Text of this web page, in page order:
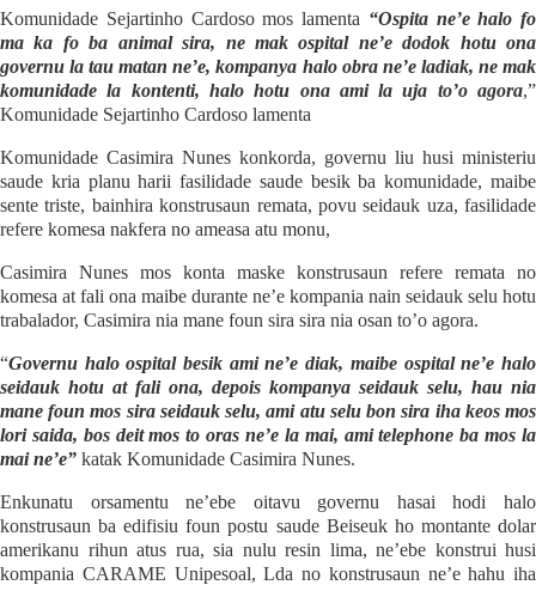
Komunidade Sejartinho Cardoso mos lamenta “Ospita ne’e halo fo
ma ka fo ba animal sira, ne mak ospital ne’e dodok hotu ona
governu la tau matan ne’e, kompanya halo obra ne’e ladiak, ne mak
komunidade la kontenti, halo hotu ona ami la uja to’o agora,”
Komunidade Sejartinho Cardoso lamenta
Komunidade Casimira Nunes konkorda, governu liu husi ministeriu
saude kria planu harii fasilidade saude besik ba komunidade, maibe
sente triste, bainhira konstrusaun remata, povu seidauk uza, fasilidade
refere komesa nakfera no ameasa atu monu,
Casimira Nunes mos konta maske konstrusaun refere remata no
komesa at fali ona maibe durante ne’e kompania nain seidauk selu hotu
trabalador, Casimira nia mane foun sira sira nia osan to’o agora.
“Governu halo ospital besik ami ne’e diak, maibe ospital ne’e halo
seidauk hotu at fali ona, depois kompanya seidauk selu, hau nia
mane foun mos sira seidauk selu, ami atu selu bon sira iha keos mos
lori saida, bos deit mos to oras ne’e la mai, ami telephone ba mos la
mai ne’e” katak Komunidade Casimira Nunes.
Enkunatu orsamentu ne’ebe oitavu governu hasai hodi halo
konstrusaun ba edifisiu foun postu saude Beiseuk ho montante dolar
amerikanu rihun atus rua, sia nulu resin lima, ne’ebe konstrui husi
kompania CARAME Unipesoal, Lda no konstrusaun ne’e hahu iha